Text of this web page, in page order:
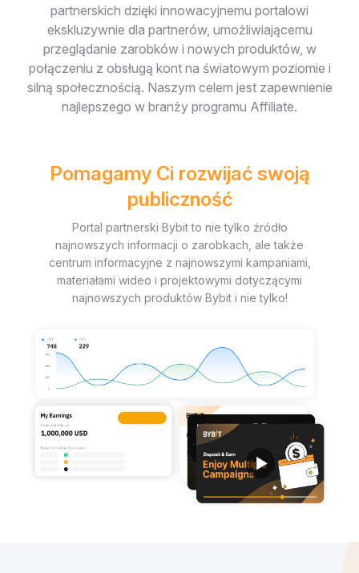
partnerskich dzięki innowacyjnemu portalowi
ekskluzywnie dla partnerów, umożliwiającemu
przeglądanie zarobków i nowych produktów, w
połączeniu z obsługą kont na światowym poziomie i
silną społecznością. Naszym celem jest zapewnienie
najlepszego w branży programu Affiliate.
Pomagamy Ci rozwijać swoją
publiczność
Portal partnerski Bybit to nie tylko źródło
najnowszych informacji o zarobkach, ale także
centrum informacyjne z najnowszymi kampaniami,
materiałami wideo i projektowymi dotyczącymi
najnowszych produktów Bybit i nie tylko!